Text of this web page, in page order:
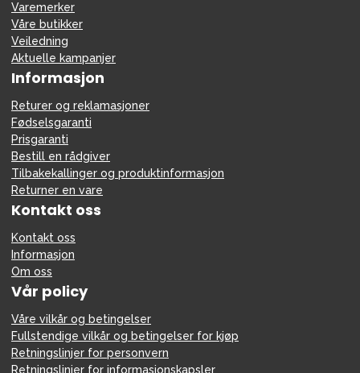
Varemerker
Våre butikker
Veiledning
Aktuelle kampanjer
Informasjon
Returer og reklamasjoner
Fødselsgaranti
Prisgaranti
Bestill en rådgiver
Tilbakekallinger og produktinformasjon
Returner en vare
Kontakt oss
Kontakt oss
Informasjon
Om oss
Vår policy
Våre vilkår og betingelser
Fullstendige vilkår og betingelser for kjøp
Retningslinjer for personvern
Retningslinjer for informasjonskapsler